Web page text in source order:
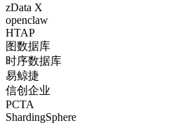
zData X
openclaw
HTAP
图数据库
时序数据库
易鲸捷
信创企业
PCTA
ShardingSphere